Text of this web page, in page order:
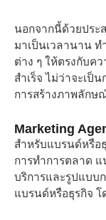
นอกจากนี้ด้วยประ
มาเป็นเวลานาน ท
ต่าง ๆ ให้ตรงกับค
สำเร็จ ไม่ว่าจะเป็
การสร้างภาพลักษ
Marketing
สำหรับแบรนด์หรือ
การทำการตลาด
บริการและรูปแบบ
แบรนด์หรือธุรกิจ โ